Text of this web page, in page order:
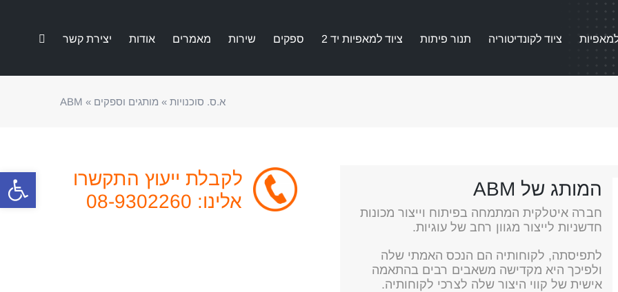
פתח
ציוד לקונדיטוריה תנור פיתות ציוד למאפיות יד 2 ספקים שירות מאמרים אודות יצירת קשר
א.ס. סוכנויות » מותגים וספקים »
ABM
המותג של ABM
חברה איטלקית המתמחה בפיתוח וייצור מכונות
חדשניות לייצור מגוון רחב של עוגיות.
לתפיסתה, לקוחותיה הם הנכס האמתי שלה
ולפיכך היא מקדישה משאבים רבים בהתאמה
אישית של קווי היצור שלה לצרכי לקוחותיה.
לקבלת ייעוץ התקשרו
אלינו: 08-9302260